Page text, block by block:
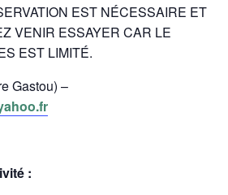
EST NÉCESSAIRE ET
VENIR ESSAYER CAR LE
EST LIMITÉ.
Gastou) –
: